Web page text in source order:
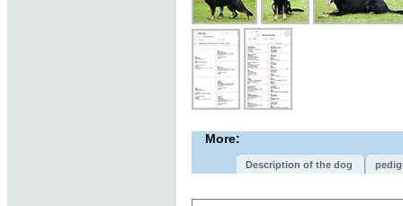
More:
Description of the dog